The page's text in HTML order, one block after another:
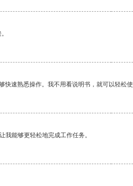
速熟悉操作。我不用看说明书，就可以轻松使
能够更轻松地完成工作任务。